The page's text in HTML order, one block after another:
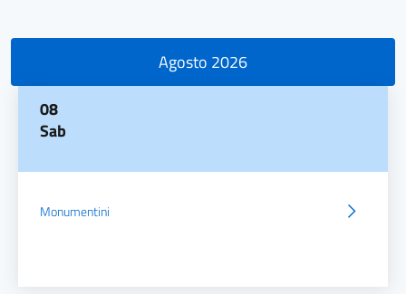
Agosto 2026
08
Sab
Monumentini